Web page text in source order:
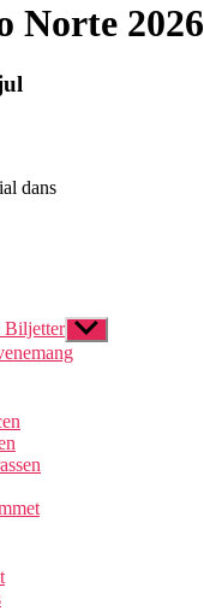
Norte 2026
dans
Biljetter Visa
undermeny